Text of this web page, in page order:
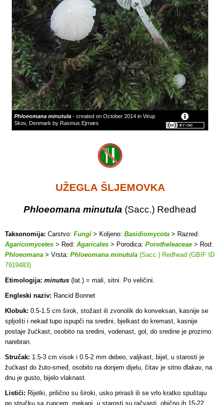
Phloeomana minutula - created on October 2014 in Virup
Skov, Denmark by Rasmus Ejrnæs
UŽEGLA ŠLJEMOVKA
Phloeomana minutula (Sacc.) Redhead
Taksonomija: Carstvo: Fungi > Koljeno: Basidiomycota > Razred:
Agaricomycetes > Red: Agaricales > Porodica: Porotheleaceae > Rod:
Phloeomana > Vrsta: Phloeomana minutula (Sacc.) Redhead (GBIF ID
7919483)
Etimologija: minutus (lat.) = mali, sitni. Po veličini.
Engleski naziv: Rancid Bonnet
Klobuk: 0.5-1.5 cm širok, stožast ili zvonolik do konveksan, kasnije se
spljošti i nekad tupo ispupči na sredini, bjelkast do kremast, kasnije
postaje žućkast, osobito na sredini, vodenast, gol, do sredine je prozirno
narebran.
Stručak: 1.5-3 cm visok i 0.5-2 mm debeo, valjkast, bijel, u starosti je
žućkast do žuto-smeđ, osobito na donjem dijelu, čitav je sitno dlakav, na
dnu je gusto, bijelo vlaknast.
Listići: Rijetki, prilično su široki, usko prirasli ili se vrlo kratko spuštaju
po stručku sa zupcem, mekani, u starosti su račvasti, obično ih 15-22